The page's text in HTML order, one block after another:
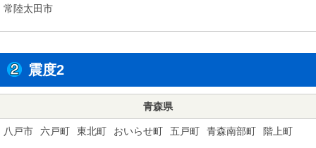
常陸太田市
震度2
青森県
八戸市 六戸町 東北町 おいらせ町 五戸町 青森南部町 階上町